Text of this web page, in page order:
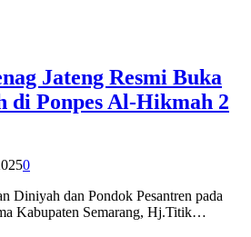
Jateng Resmi Buka
di Ponpes Al-Hikmah 2
0
Diniyah dan Pondok Pesantren pada
Kabupaten Semarang, Hj.Titik…